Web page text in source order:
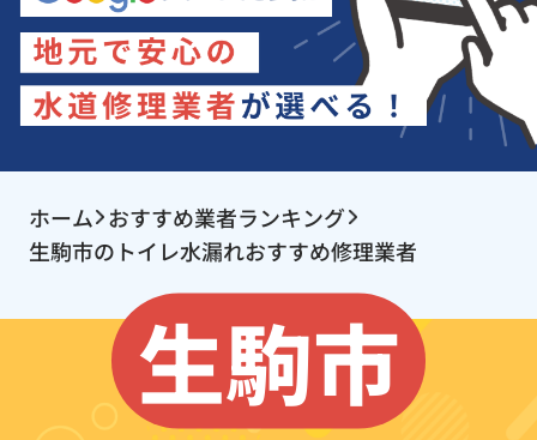
ホーム おすすめ業者ランキング
生駒市のトイレ水漏れおすすめ修理業者
生駒市